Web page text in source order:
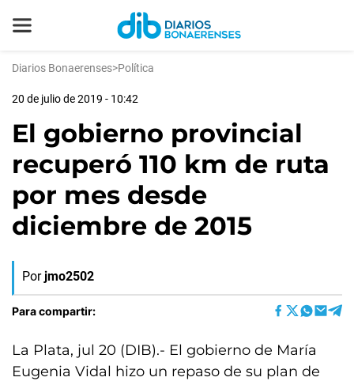
Diarios Bonaerenses>Política
20 de julio de 2019 - 10:42
El gobierno provincial
recuperó 110 km de ruta
por mes desde
diciembre de 2015
Por jmo2502
Para compartir:
La Plata, jul 20 (DIB).- El gobierno de María
Eugenia Vidal hizo un repaso de su plan de